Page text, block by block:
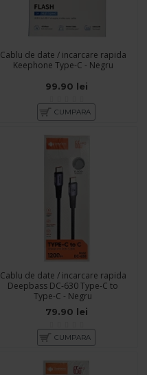
Cablu de date / incarcare rapida
Keephone Type-C - Negru
99.90 lei
CUMPARA
Cablu de date / incarcare rapida
Deepbass DC-630 Type-C to
Type-C - Negru
79.90 lei
CUMPARA